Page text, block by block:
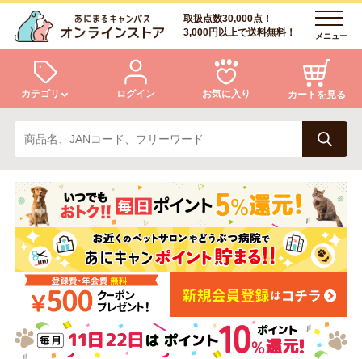
取扱点数30,000点！
3,000円以上で送料無料！
メニュー
カテゴリ
犬 猫
小動物・鳥 アクア・爬虫類・昆虫
ドッグフード キャットフード
美容・ケア用品 服・おさんぽ用品
ログイン お気に入り カートを見る
ログイン
会員登録
あにまるキャンパスについて
アフターサービス
商品リクエスト